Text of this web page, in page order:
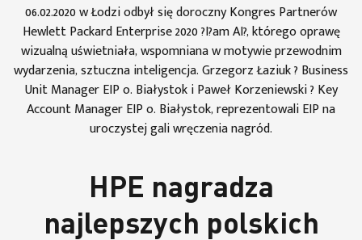
06.02.2020 w Łodzi odbył się doroczny Kongres Partnerów
Hewlett Packard Enterprise 2020 ?I?am AI?, którego oprawę
wizualną uświetniała, wspomniana w motywie przewodnim
wydarzenia, sztuczna inteligencja. Grzegorz Łaziuk ? Business
Unit Manager EIP o. Białystok i Paweł Korzeniewski ? Key
Account Manager EIP o. Białystok, reprezentowali EIP na
uroczystej gali wręczenia nagród.
HPE nagradza
najlepszych polskich